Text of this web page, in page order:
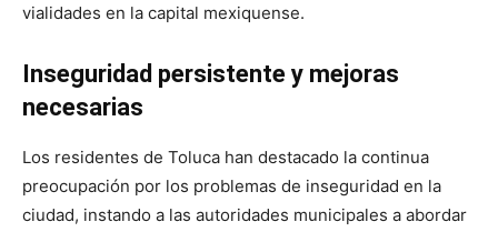
vialidades en la capital mexiquense.
Inseguridad persistente y mejoras
necesarias
Los residentes de Toluca han destacado la continua
preocupación por los problemas de inseguridad en la
ciudad, instando a las autoridades municipales a abordar